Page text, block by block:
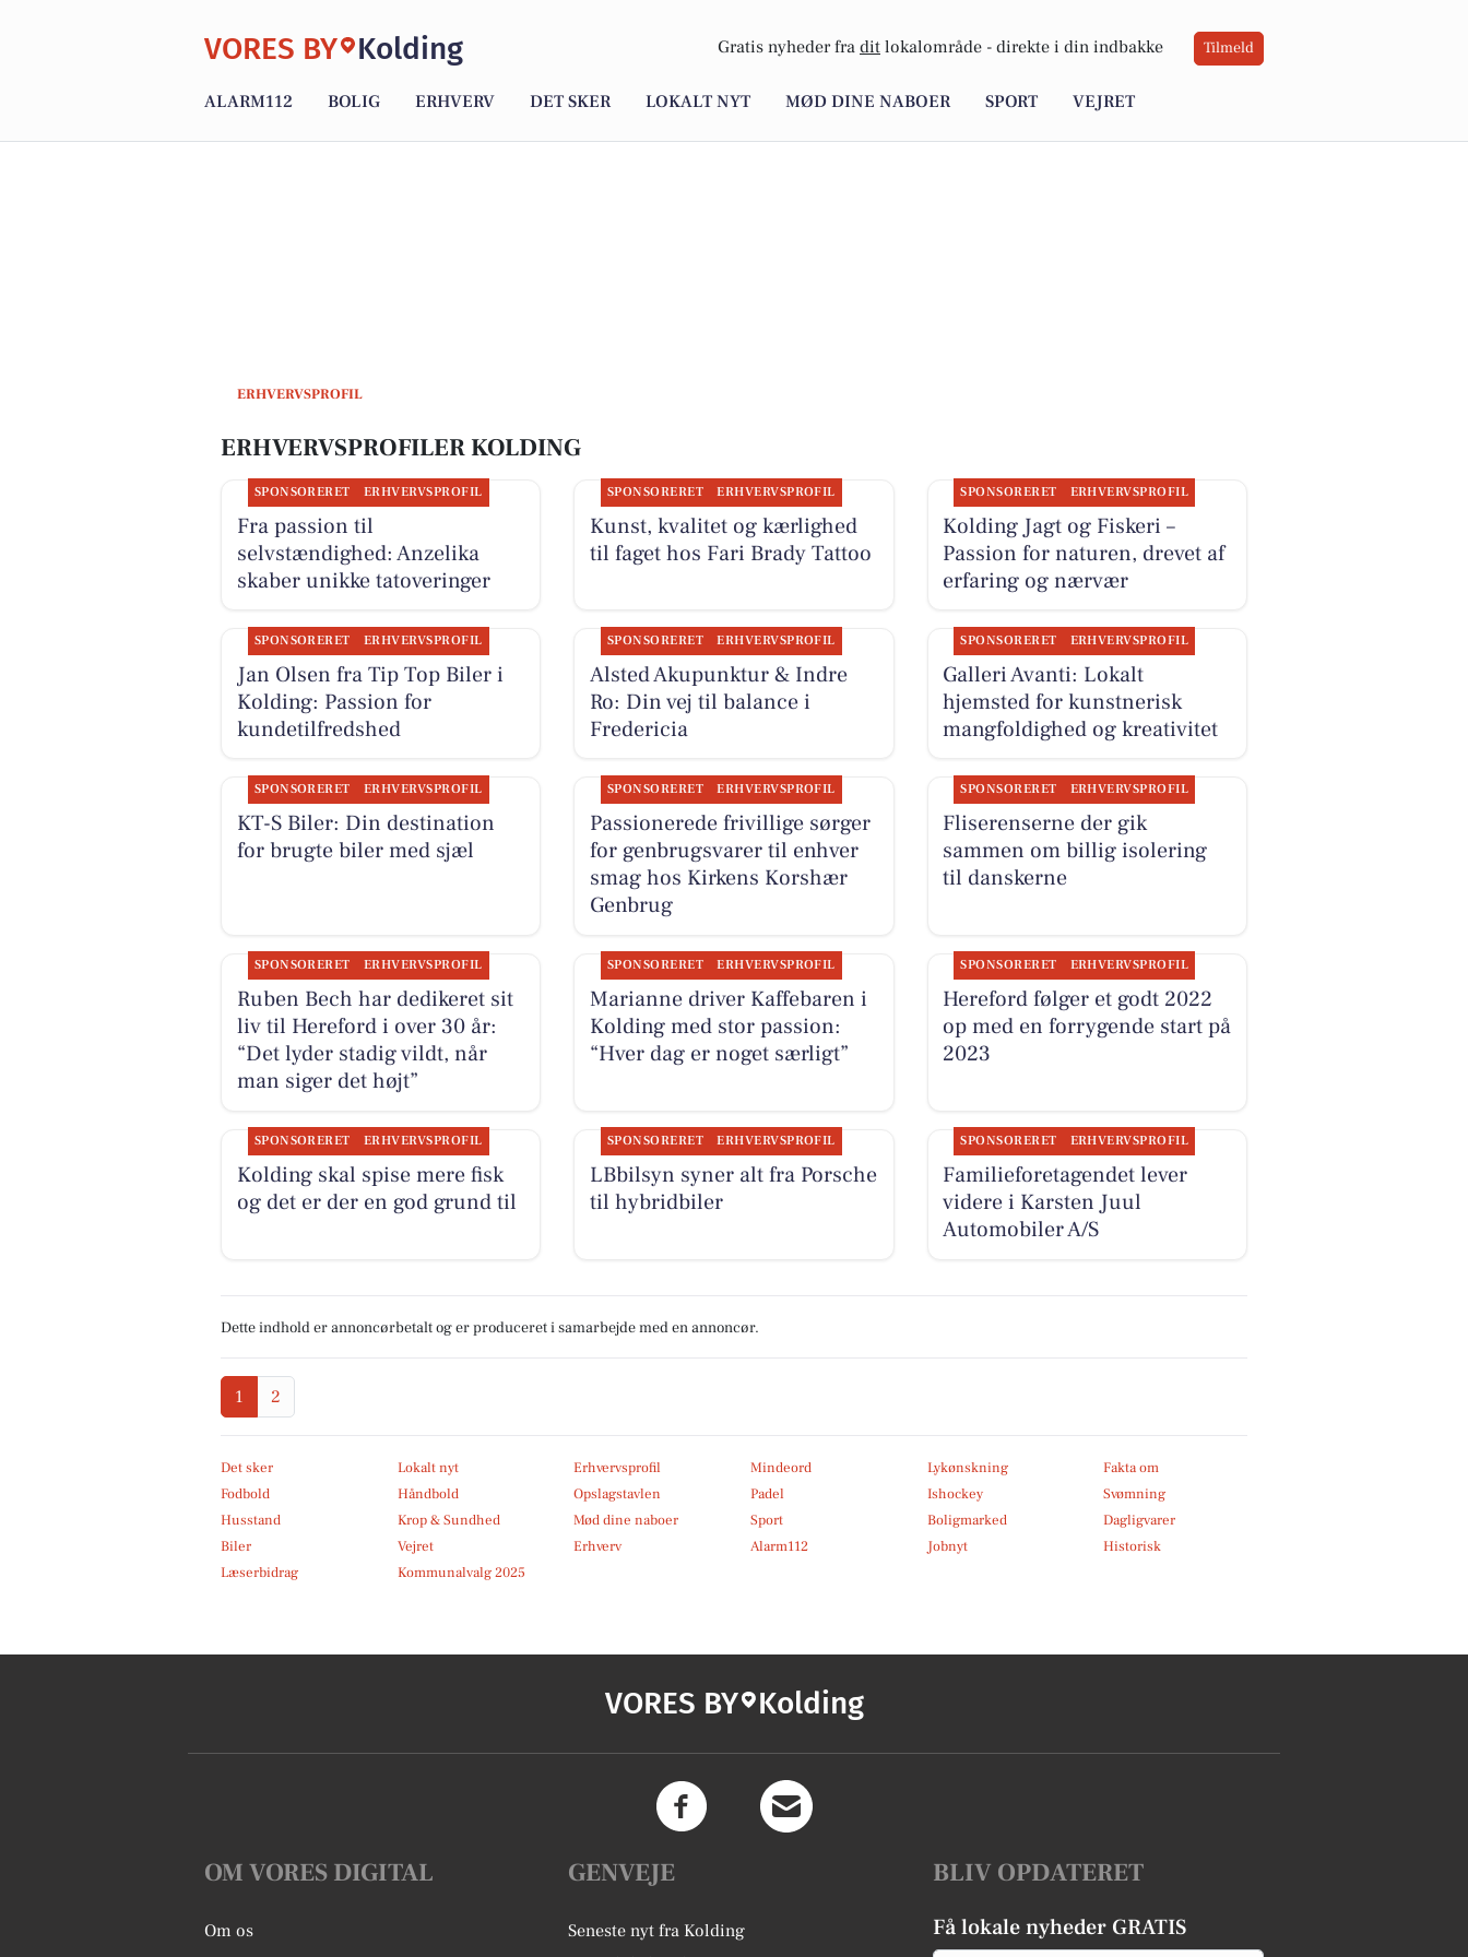
VORES BY Kolding Gratis nyheder fra dit lokalområde - direkte i din indbakke Tilmeld
ALARM112 BOLIG ERHVERV DET SKER LOKALT NYT MØD DINE NABOER SPORT VEJRET
ERHVERVSPROFIL
ERHVERVSPROFILER KOLDING
SPONSORERET ERHVERVSPROFIL
Fra passion til
selvstændighed: Anzelika
skaber unikke tatoveringer
SPONSORERET ERHVERVSPROFIL
Kunst, kvalitet og kærlighed
til faget hos Fari Brady Tattoo
SPONSORERET ERHVERVSPROFIL
Kolding Jagt og Fiskeri –
Passion for naturen, drevet af
erfaring og nærvær
SPONSORERET ERHVERVSPROFIL
Jan Olsen fra Tip Top Biler i
Kolding: Passion for
kundetilfredshed
SPONSORERET ERHVERVSPROFIL
Alsted Akupunktur & Indre
Ro: Din vej til balance i
Fredericia
SPONSORERET ERHVERVSPROFIL
Galleri Avanti: Lokalt
hjemsted for kunstnerisk
mangfoldighed og kreativitet
SPONSORERET ERHVERVSPROFIL
KT-S Biler: Din destination
for brugte biler med sjæl
SPONSORERET ERHVERVSPROFIL
Passionerede frivillige sørger
for genbrugsvarer til enhver
smag hos Kirkens Korshær
Genbrug
SPONSORERET ERHVERVSPROFIL
Fliserenserne der gik
sammen om billig isolering
til danskerne
SPONSORERET ERHVERVSPROFIL
Ruben Bech har dedikeret sit
liv til Hereford i over 30 år:
“Det lyder stadig vildt, når
man siger det højt”
SPONSORERET ERHVERVSPROFIL
Marianne driver Kaffebaren i
Kolding med stor passion:
“Hver dag er noget særligt”
SPONSORERET ERHVERVSPROFIL
Hereford følger et godt 2022
op med en forrygende start på
2023
SPONSORERET ERHVERVSPROFIL
Kolding skal spise mere fisk
og det er der en god grund til
SPONSORERET ERHVERVSPROFIL
LBbilsyn syner alt fra Porsche
til hybridbiler
SPONSORERET ERHVERVSPROFIL
Familieforetagendet lever
videre i Karsten Juul
Automobiler A/S
Dette indhold er annoncørbetalt og er produceret i samarbejde med en annoncør.
1 2
Det sker Lokalt nyt Erhvervsprofil Mindeord Lykønskning
Fakta om
Fodbold
Håndbold Opslagstavlen Padel Ishockey
Svømning
Husstand
Krop & Sundhed Mød dine naboer Sport Boligmarked
Dagligvarer
Biler
Vejret Erhverv Alarm112 Jobnyt
Historisk
Læserbidrag
Kommunalvalg 2025
VORES BY Kolding
OM VORES DIGITAL
Om os
GENVEJE
Seneste nyt fra Kolding
BLIV OPDATERET
Få lokale nyheder GRATIS